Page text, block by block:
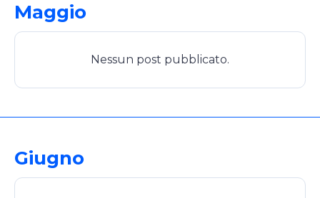
Maggio
Nessun post pubblicato.
Giugno